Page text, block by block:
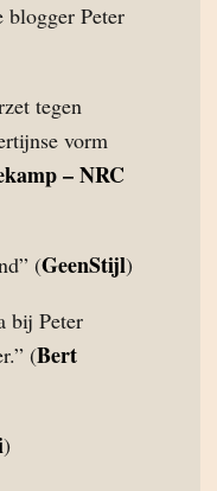
blogger Peter
tegen
vorm
– NRC
(GeenStijl)
bij Peter
(Bert
)